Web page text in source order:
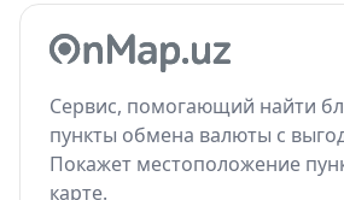
Сервис, помогающий найти
пункты обмена валюты с
Покажет местоположение
карте.